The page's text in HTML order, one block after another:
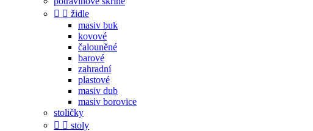
  židle
masiv buk
kovové
čalouněné
barové
zahradní
plastové
masiv dub
masiv borovice
stoličky
  stoly